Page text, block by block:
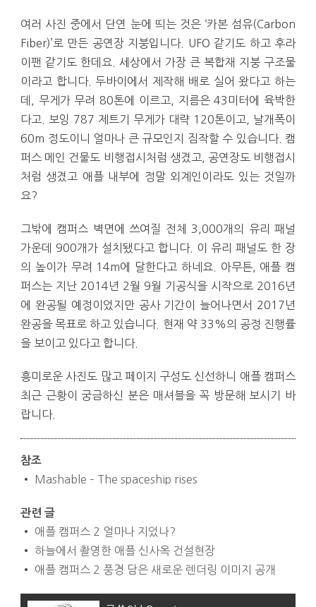
여러 사진 중에서 단연 눈에 띄는 것은 ‘카본 섬유(Carbon
Fiber)’로 만든 공연장 지붕입니다. UFO 같기도 하고 후라
이팬 같기도 한데요. 세상에서 가장 큰 복합재 지붕 구조물
이라고 합니다. 두바이에서 제작해 배로 실어 왔다고 하는
데, 무게가 무려 80톤에 이르고, 지름은 43미터에 육박한
다고. 보잉 787 제트기 무게가 대략 120톤이고, 날개폭이
60m 정도이니 얼마나 큰 규모인지 짐작할 수 있습니다. 캠
퍼스 메인 건물도 비행접시처럼 생겼고, 공연장도 비행접시
처럼 생겼고 애플 내부에 정말 외계인이라도 있는 것일까
요?
그밖에 캠퍼스 벽면에 쓰여질 전체 3,000개의 유리 패널
가운데 900개가 설치됐다고 합니다. 이 유리 패널도 한 장
의 높이가 무려 14m에 달한다고 하네요. 아무튼, 애플 캠
퍼스는 지난 2014년 2월 9월 기공식을 시작으로 2016년
에 완공될 예정이었지만 공사 기간이 늘어나면서 2017년
완공을 목표로 하고 있습니다. 현재 약 33%의 공정 진행률
을 보이고 있다고 합니다.
흥미로운 사진도 많고 페이지 구성도 신선하니 애플 캠퍼스
최근 근황이 궁금하신 분은 매셔블을 꼭 방문해 보시기 바
랍니다.
참조
• Mashable – The spaceship rises
관련 글
• 애플 캠퍼스 2 얼마나 지었나?
• 하늘에서 촬영한 애플 신사옥 건설현장
• 애플 캠퍼스 2 풍경 담은 새로운 렌더링 이미지 공개